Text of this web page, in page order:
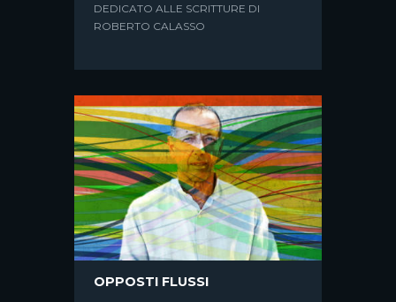
DEDICATO ALLE SCRITTURE DI
ROBERTO CALASSO
OPPOSTI FLUSSI